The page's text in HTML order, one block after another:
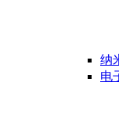
纳
电